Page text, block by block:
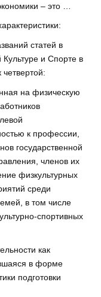
– это …
статей в
и Спорте в
на физическую
к профессии,
государственной
членов их
физкультурных
среди
в том числе
спортивных
как
в форме
подготовки